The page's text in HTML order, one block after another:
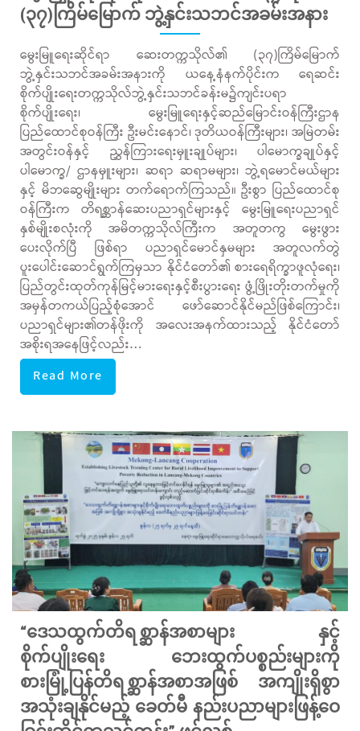
(၃၇)ကြိမ်မြောက် ဘွဲ့နှင်းသဘင်အခမ်းအနား
မွေးမြူရေးဆိုင်ရာ ဆေးတက္ကသိုလ်၏ (၃၇)ကြိမ်မြောက်
ဘွဲ့နှင်းသဘင်အခမ်းအနားကို ယနေ့နံနက်ပိုင်းက ရေဆင်း
စိုက်ပျိုးရေးတက္ကသိုလ်ဘွဲ့နှင်းသဘင်ခန်းမ၌ကျင်းပရာ
စိုက်ပျိုးရေး၊ မွေးမြူရေးနှင့်ဆည်မြောင်းဝန်ကြီးဌာန
ပြည်ထောင်စုဝန်ကြီး ဦးမင်းနောင်၊ ဒုတိယဝန်ကြီးများ၊ အမြဲတမ်း
အတွင်းဝန်နှင့် ညွှန်ကြားရေးမှူးချုပ်များ၊ ပါမောက္ခချုပ်နှင့်
ပါမောက္ခ/ ဌာနမှူးများ၊ ဆရာ ဆရာမများ၊ ဘွဲ့ရမောင်မယ်များ
နှင့် မိဘဆွေမျိုးများ တက်ရောက်ကြသည်။ ဦးစွာ ပြည်ထောင်စု
ဝန်ကြီးက တိရစ္ဆာန်ဆေးပညာရှင်များနှင့် မွေးမြူရေးပညာရှင်
နှစ်မျိုးစလုံးကို အမိတက္ကသိုလ်ကြီးက အတူတကွ မွေးဖွား
ပေးလိုက်ပြီ ဖြစ်ရာ ပညာရှင်မောင်နှမများ အတူလက်တွဲ
ပူးပေါင်းဆောင်ရွက်ကြမှသာ နိုင်ငံတော်၏ စားရေရိက္ခာဖူလုံရေး၊
ပြည်တွင်းထုတ်ကုန်မြင့်မားရေးနှင့်စီးပွားရေး ဖွံ့ဖြိုးတိုးတက်မှုကို
အမှန်တကယ်ပြည့်စုံအောင် ဖော်ဆောင်နိုင်မည်ဖြစ်ကြောင်း၊
ပညာရှင်များ၏တန်ဖိုးကို အလေးအနက်ထားသည့် နိုင်ငံတော်
အစိုးရအနေဖြင့်လည်း…
Read More
“ဒေသထွက်တိရစ္ဆာန်အစာများ နှင့်
စိုက်ပျိုးရေး ဘေးထွက်ပစ္စည်းများကို
စားမြုံ့ပြန်တိရစ္ဆာန်အစာအဖြစ် အကျိုးရှိစွာ
အသုံးချနိုင်မည့် ခေတ်မီ နည်းပညာများဖြန့်ဝေ